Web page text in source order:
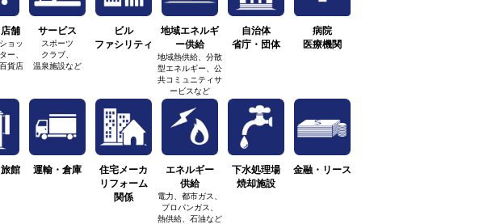
舗
ョッ
ー、
貨店
サービス
スポーツ
クラブ、
温泉施設など
ビル
ファシリティ
地域エネルギ
ー供給
地域熱供給、分散
型エネルギー、公
共コミュニティサ
ービスなど
自治体
省庁・団体
病院
医療機関
館 運輸・倉庫
住宅メーカ
リフォーム
関係
エネルギー
供給
電力、都市ガス、
プロパンガス、
熱供給、石油など
下水処理場
焼却施設
金融・リース